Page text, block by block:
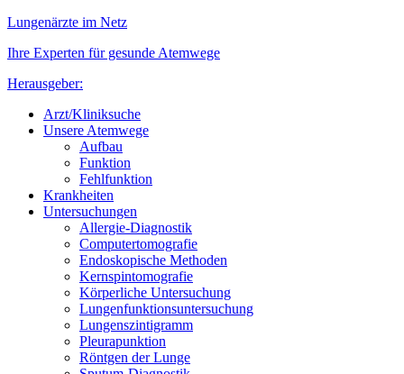
Lungenärzte im Netz
Ihre Experten für gesunde Atemwege
Herausgeber:
Arzt/Kliniksuche
Unsere Atemwege
Aufbau
Funktion
Fehlfunktion
Krankheiten
Untersuchungen
Allergie-Diagnostik
Computertomografie
Endoskopische Methoden
Kernspintomografie
Körperliche Untersuchung
Lungenfunktionsuntersuchung
Lungenszintigramm
Pleurapunktion
Röntgen der Lunge